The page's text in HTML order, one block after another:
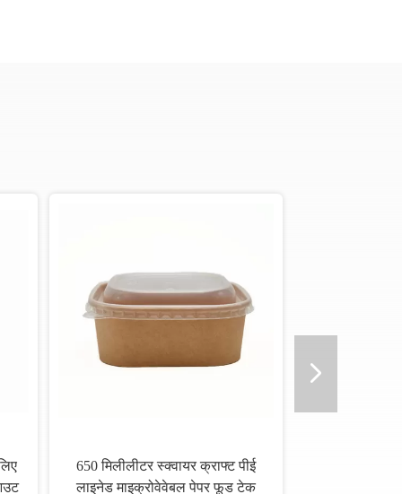
650 मिलीलीटर स्क्वायर क्राफ्ट पीई
लाइनेड माइक्रोवेवेबल पेपर फूड टेक